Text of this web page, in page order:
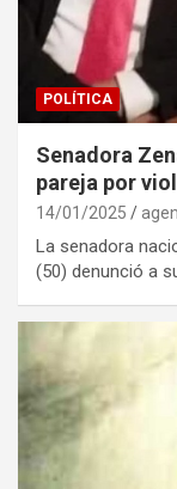
POLÍTICA
Senadora
pareja por
14/01/2025
La senadora
(50) denunció a